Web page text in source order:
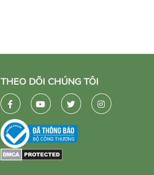
THEO DÕI CHÚNG TÔI